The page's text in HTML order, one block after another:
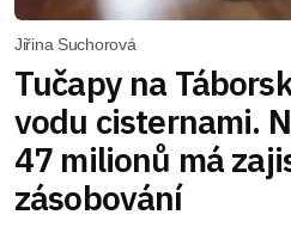
Jiřina Suchorová
Tučapy na
vodu cisternami.
47 milionů má
zásobování